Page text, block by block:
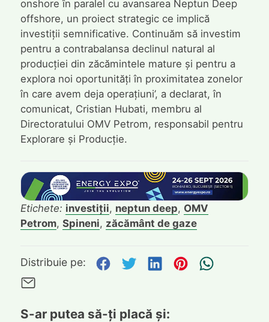
onshore în paralel cu avansarea Neptun Deep
offshore, un proiect strategic ce implică
investiții semnificative. Continuăm să investim
pentru a contrabalansa declinul natural al
producției din zăcămintele mature și pentru a
explora noi oportunități în proximitatea zonelor
în care avem deja operațiuni’, a declarat, în
comunicat, Cristian Hubati, membru al
Directoratului OMV Petrom, responsabil pentru
Explorare și Producție.
Etichete: investiții, neptun deep, OMV
Petrom, Spineni, zăcământ de gaze
Distribuie pe: Distribuie pe Facebook
Distribuie pe
Distribuie pe
Distribuie
S-ar putea să-ți placă și: